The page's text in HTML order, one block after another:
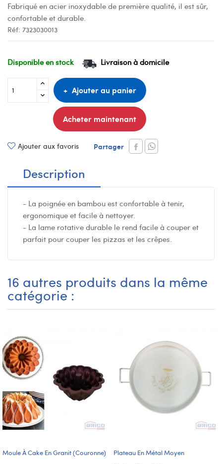
Fabriqué en acier inoxydable de première qualité, il est sûr,
confortable et durable.
Réf: 7323030013
Disponible en stock Livraison à domicile
Ajouter au panier
Acheter maintenant
Ajouter aux favoris Partager
Description
- La poignée en bambou est confortable à tenir,
ergonomique et facile à nettoyer.
- La lame rotative durable le rend facile à couper et
parfait pour couper les pizzas et les crêpes.
16 autres produits dans la même
catégorie :
Moule À Cake En Granit (Couronne) Plateau En Métal Moyen